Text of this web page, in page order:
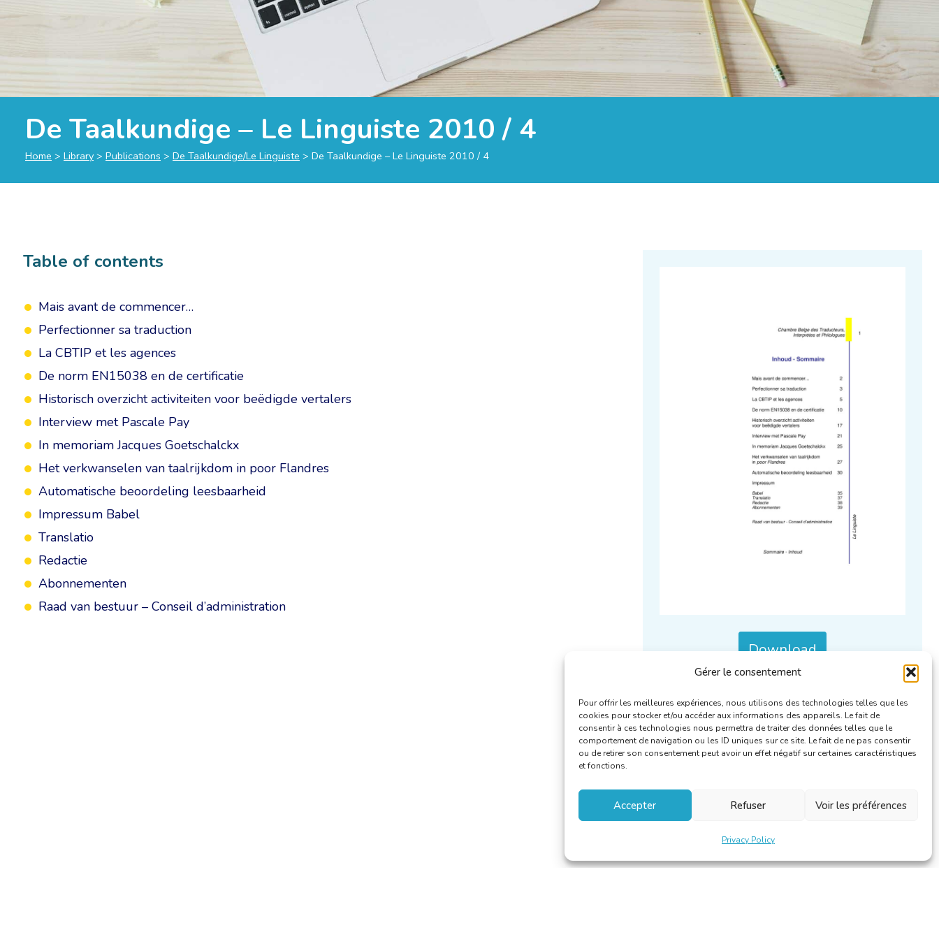
Gérer le consentement
Pour offrir les meilleures expériences, nous utilisons des technologies telles que les
cookies pour stocker et/ou accéder aux informations des appareils. Le fait de
consentir à ces technologies nous permettra de traiter des données telles que le
comportement de navigation ou les ID uniques sur ce site. Le fait de ne pas consentir
ou de retirer son consentement peut avoir un effet négatif sur certaines caractéristiques
et fonctions.
Accepter Refuser Voir les préférences
Privacy Policy
De Taalkundige – Le Linguiste 2010 / 4
Home > Library > Publications > De Taalkundige/Le Linguiste > De Taalkundige – Le Linguiste 2010 / 4
Table of contents
Mais avant de commencer…
Perfectionner sa traduction
La CBTIP et les agences
De norm EN15038 en de certificatie
Historisch overzicht activiteiten voor beëdigde vertalers
Interview met Pascale Pay
In memoriam Jacques Goetschalckx
Het verkwanselen van taalrijkdom in poor Flandres
Automatische beoordeling leesbaarheid
Impressum Babel
Translatio
Redactie
Abonnementen
Raad van bestuur – Conseil d’administration
Download
Categories : De Taalkundige/Le Linguiste